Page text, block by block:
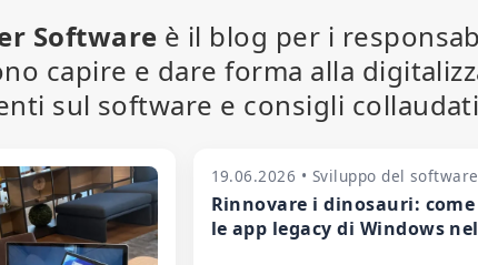
Software è il blog per i
capire e dare forma alla
sul software e consigli
19.06.2026 • Sviluppo del software
Rinnovare i dinosauri:
le app legacy di Windows